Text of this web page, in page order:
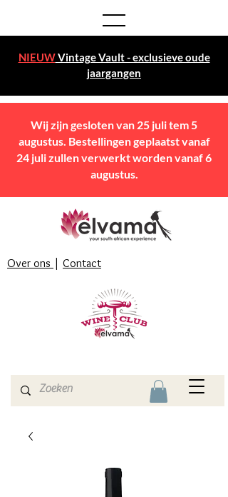
NIEUWVintage Vault - exclusieve oude
jaargangen
Over ons | Contact
Wij zijn gesloten van 25 juli tem 5
augustus. Bestellingen geplaatst vanaf
24 juli zullen verwerkt worden vanaf 6
augustus.